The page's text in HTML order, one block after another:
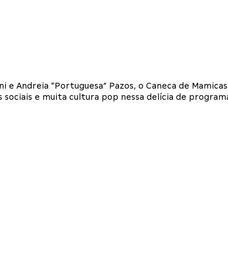
Andreia “Portuguesa” Pazos, o Caneca de
e muita cultura pop nessa delícia de